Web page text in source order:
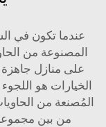
عندما تكون في
المصنوعة من
على منازل جاهزة
الخيارات هو
من بين